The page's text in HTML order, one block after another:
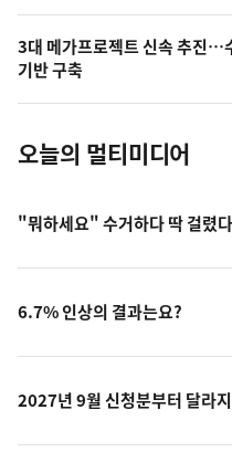
의
사
진
3대 메가프로젝트 신속 추진…
기반 구축
오늘의 멀티미디어
"뭐하세요" 수거하다 딱 걸렸다
6.7% 인상의 결과는요?
2027년 9월 신청분부터 달라